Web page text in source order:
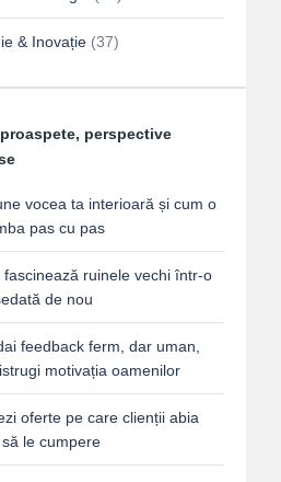
& Inovație (37)
perspective
vocea ta interioară și cum o
pas cu pas
fascinează ruinele vechi într-o
de nou
feedback ferm, dar uman,
motivația oamenilor
oferte pe care clienții abia
le cumpere